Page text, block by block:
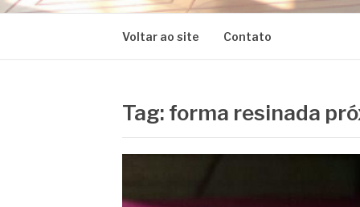
Voltar ao site Contato
Tag: forma resinada